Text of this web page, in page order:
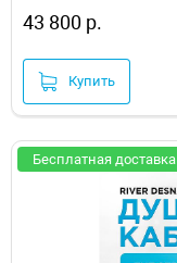
43 800 р.
Купить
Бесплатная доставка